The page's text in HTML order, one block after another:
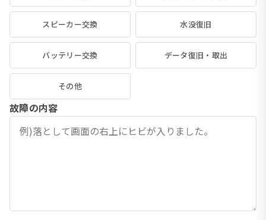
スピーカー交換 水没復旧
バッテリー交換 データ復旧・取出
その他
故障の内容